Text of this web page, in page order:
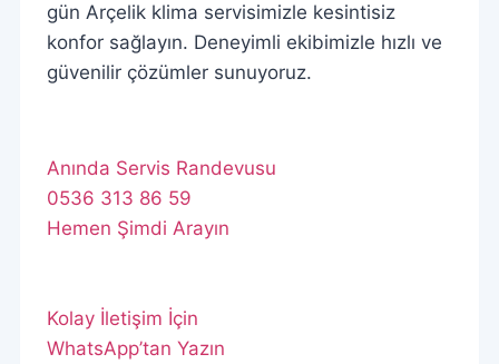
gün Arçelik klima servisimizle kesintisiz
konfor sağlayın. Deneyimli ekibimizle hızlı ve
güvenilir çözümler sunuyoruz.
Anında Servis Randevusu
0536 313 86 59
Hemen Şimdi Arayın
Kolay İletişim İçin
WhatsApp’tan Yazın